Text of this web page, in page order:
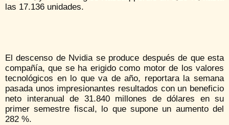
las 17.136 unidades.
El descenso de Nvidia se produce después de que esta
compañía, que se ha erigido como motor de los valores
tecnológicos en lo que va de año, reportara la semana
pasada unos impresionantes resultados con un beneficio
neto interanual de 31.840 millones de dólares en su
primer semestre fiscal, lo que supone un aumento del
282 %.